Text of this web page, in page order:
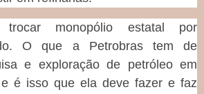
trocar monopólio estatal por
O que a Petrobras tem de
e exploração de petróleo em
é isso que ela deve fazer e faz